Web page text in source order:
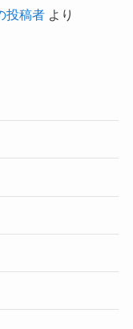
投稿者より